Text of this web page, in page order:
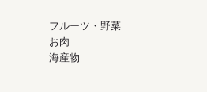
フルーツ・野菜
お肉
海産物